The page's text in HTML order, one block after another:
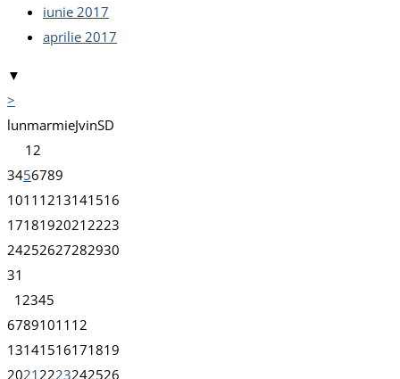
iunie 2017
aprilie 2017
▼
>
lunmarmieJvinSD
1 2
3456789
1011 1213141516
1718192021 2223
24252627282930
31
1 2345
67891011 12
13141516171819
2021 2223242526